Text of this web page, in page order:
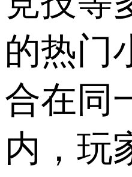
的热门
合在同
内，玩